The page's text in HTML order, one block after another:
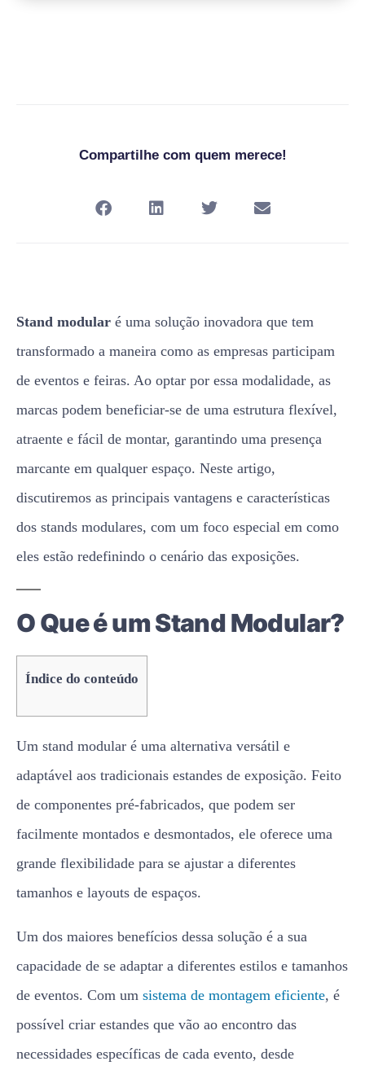
Compartilhe com quem merece!
Stand modular é uma solução inovadora que tem
transformado a maneira como as empresas participam
de eventos e feiras. Ao optar por essa modalidade, as
marcas podem beneficiar-se de uma estrutura flexível,
atraente e fácil de montar, garantindo uma presença
marcante em qualquer espaço. Neste artigo,
discutiremos as principais vantagens e características
dos stands modulares, com um foco especial em como
eles estão redefinindo o cenário das exposições.
O Que é um Stand Modular?
Índice do conteúdo
Um stand modular é uma alternativa versátil e
adaptável aos tradicionais estandes de exposição. Feito
de componentes pré-fabricados, que podem ser
facilmente montados e desmontados, ele oferece uma
grande flexibilidade para se ajustar a diferentes
tamanhos e layouts de espaços.
Um dos maiores benefícios dessa solução é a sua
capacidade de se adaptar a diferentes estilos e tamanhos
de eventos. Com um sistema de montagem eficiente, é
possível criar estandes que vão ao encontro das
necessidades específicas de cada evento, desde